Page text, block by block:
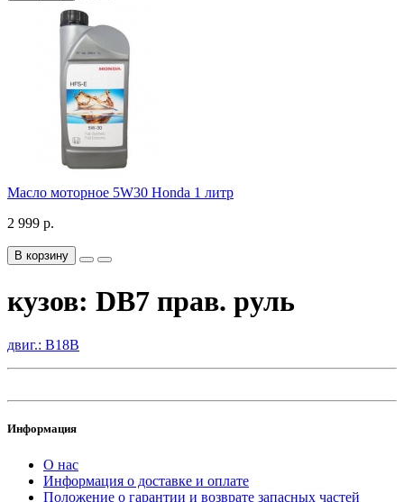
Масло моторное 5W30 Honda 1 литр
2 999 р.
В корзину
кузов: DB7 прав. руль
двиг.: B18B
Информация
О нас
Информация о доставке и оплате
Положение о гарантии и возврате запасных частей